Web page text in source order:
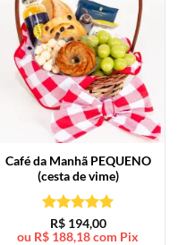
Café da Manhã PEQUENO
(cesta de vime)
Avaliação5
de 5
R$194,00
ou R$ 188,18com Pix